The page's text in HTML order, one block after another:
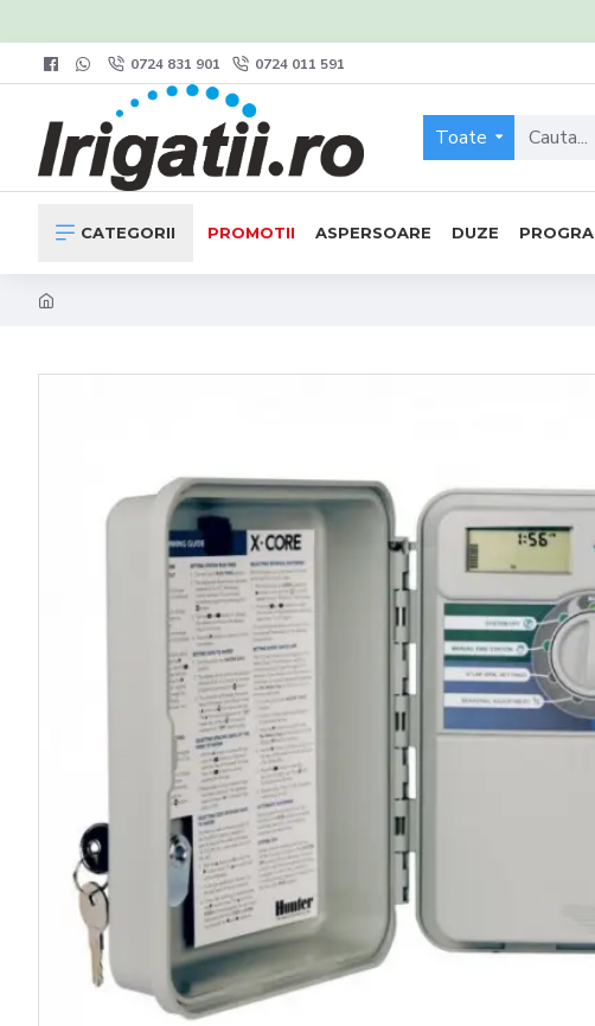
0724 831 901 0724 011 591
Toate
CATEGORII PROMOTII ASPERSOARE DUZE